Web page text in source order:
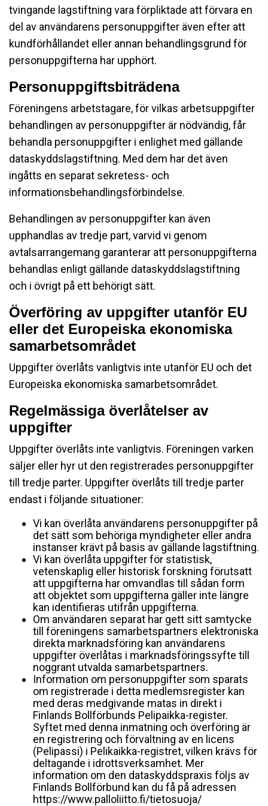
tvingande lagstiftning vara förpliktade att förvara en
del av användarens personuppgifter även efter att
kundförhållandet eller annan behandlingsgrund för
personuppgifterna har upphört.
Personuppgiftsbiträdena
Föreningens arbetstagare, för vilkas arbetsuppgifter
behandlingen av personuppgifter är nödvändig, får
behandla personuppgifter i enlighet med gällande
dataskyddslagstiftning. Med dem har det även
ingåtts en separat sekretess- och
informationsbehandlingsförbindelse.
Behandlingen av personuppgifter kan även
upphandlas av tredje part, varvid vi genom
avtalsarrangemang garanterar att personuppgifterna
behandlas enligt gällande dataskyddslagstiftning
och i övrigt på ett behörigt sätt.
Överföring av uppgifter utanför EU
eller det Europeiska ekonomiska
samarbetsområdet
Uppgifter överlåts vanligtvis inte utanför EU och det
Europeiska ekonomiska samarbetsområdet.
Regelmässiga överlåtelser av
uppgifter
Uppgifter överlåts inte vanligtvis. Föreningen varken
säljer eller hyr ut den registrerades personuppgifter
till tredje parter. Uppgifter överlåts till tredje parter
endast i följande situationer:
Vi kan överlåta användarens personuppgifter på
det sätt som behöriga myndigheter eller andra
instanser krävt på basis av gällande lagstiftning.
Vi kan överlåta uppgifter för statistisk,
vetenskaplig eller historisk forskning förutsatt
att uppgifterna har omvandlas till sådan form
att objektet som uppgifterna gäller inte längre
kan identifieras utifrån uppgifterna.
Om användaren separat har gett sitt samtycke
till föreningens samarbetspartners elektroniska
direkta marknadsföring kan användarens
uppgifter överlåtas i marknadsföringssyfte till
noggrant utvalda samarbetspartners.
Information om personuppgifter som sparats
om registrerade i detta medlemsregister kan
med deras medgivande matas in direkt i
Finlands Bollförbunds Pelipaikka-register.
Syftet med denna inmatning och överföring är
en registrering och förvaltning av en licens
(Pelipassi) i Pelikaikka-registret, vilken krävs för
deltagande i idrottsverksamhet. Mer
information om den dataskyddspraxis följs av
Finlands Bollförbund kan du få på adressen
https://www.palloliitto.fi/tietosuoja/